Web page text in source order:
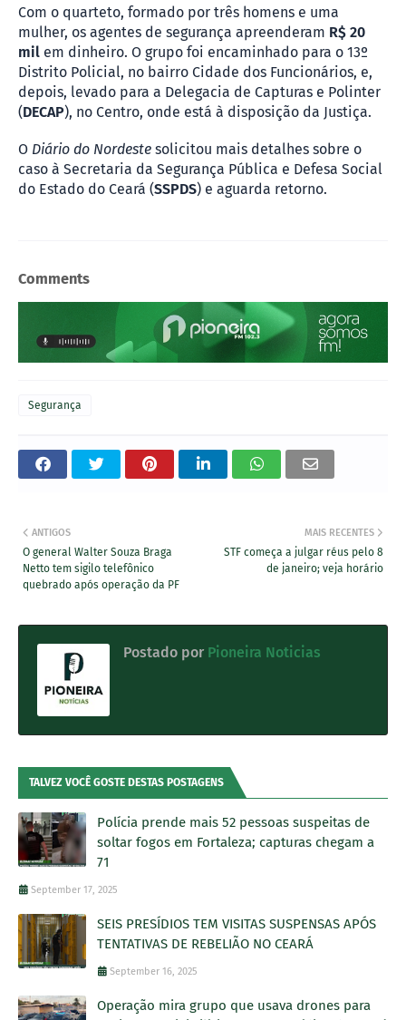
Com o quarteto, formado por três homens e uma
mulher, os agentes de segurança apreenderam R$ 20
mil em dinheiro. O grupo foi encaminhado para o 13º
Distrito Policial, no bairro Cidade dos Funcionários, e,
depois, levado para a Delegacia de Capturas e Polinter
(DECAP), no Centro, onde está à disposição da Justiça.
O Diário do Nordeste solicitou mais detalhes sobre o
caso à Secretaria da Segurança Pública e Defesa Social
do Estado do Ceará (SSPDS) e aguarda retorno.
Comments
Segurança
MAIS RECENTES
STF começa a julgar réus pelo 8
de janeiro; veja horário
ANTIGOS
O general Walter Souza Braga
Netto tem sigilo telefônico
quebrado após operação da PF
Postado por Pioneira Noticias
TALVEZ VOCÊ GOSTE DESTAS POSTAGENS
Polícia prende mais 52 pessoas suspeitas de
soltar fogos em Fortaleza; capturas chegam a
71
September 17, 2025
SEIS PRESÍDIOS TEM VISITAS SUSPENSAS APÓS
TENTATIVAS DE REBELIÃO NO CEARÁ
September 16, 2025
Operação mira grupo que usava drones para